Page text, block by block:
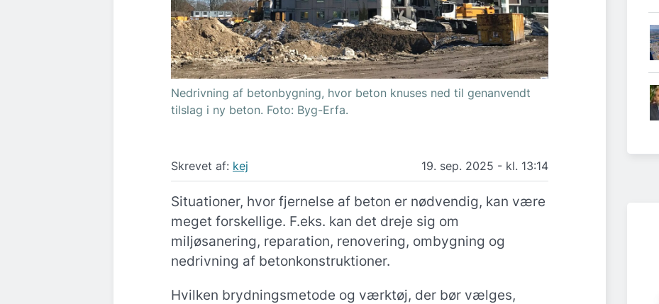
Nedrivning af betonbygning, hvor beton knuses ned til genanvendt
tilslag i ny beton. Foto: Byg-Erfa.
Skrevet af: kej 19. sep. 2025 - kl. 13:14
Situationer, hvor fjernelse af beton er nødvendig, kan være
meget forskellige. F.eks. kan det dreje sig om
miljøsanering, reparation, renovering, ombygning og
nedrivning af betonkonstruktioner.
Hvilken brydningsmetode og værktøj, der bør vælges,